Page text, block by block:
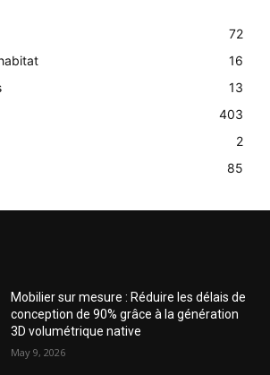
72
16
13
403
2
85
Mobilier sur mesure : Réduire les délais de
conception de 90% grâce à la génération
3D volumétrique native
May 9, 2026